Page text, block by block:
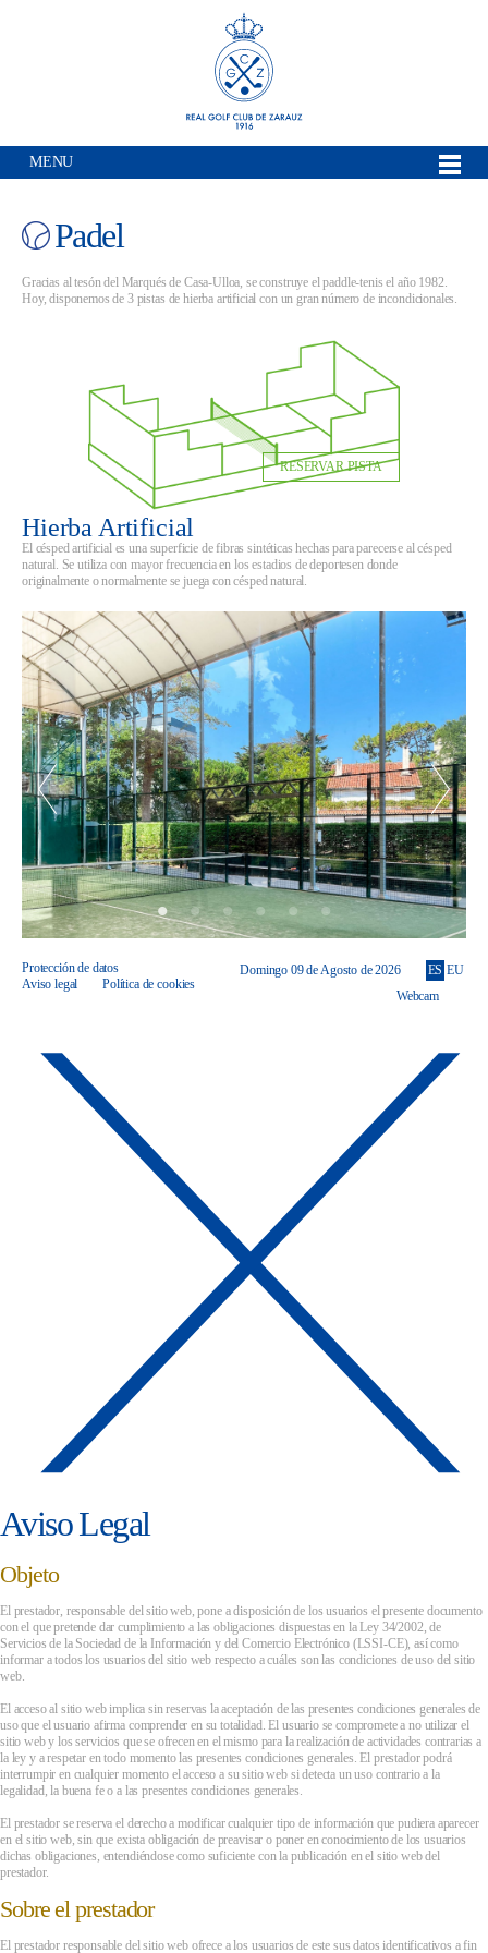
MENU
Padel
Gracias al tesón del Marqués de Casa-Ulloa, se construye el paddle-tenis el año 1982.
Hoy, disponemos de 3 pistas de hierba artificial con un gran número de incondicionales.
RESERVAR PISTA
Hierba Artificial
El césped artificial es una superficie de fibras sintéticas hechas para parecerse al césped
natural. Se utiliza con mayor frecuencia en los estadios de deportesen donde
originalmente o normalmente se juega con césped natural.
Protección de datos
Aviso legal
Política de cookies
Domingo 09 de Agosto de 2026 ES EU
Webcam
Aviso Legal
Objeto
El prestador, responsable del sitio web, pone a disposición de los usuarios el presente documento
con el que pretende dar cumplimiento a las obligaciones dispuestas en la Ley 34/2002, de
Servicios de la Sociedad de la Información y del Comercio Electrónico (LSSI-CE), así como
informar a todos los usuarios del sitio web respecto a cuáles son las condiciones de uso del sitio
web.
El acceso al sitio web implica sin reservas la aceptación de las presentes condiciones generales de
uso que el usuario afirma comprender en su totalidad. El usuario se compromete a no utilizar el
sitio web y los servicios que se ofrecen en el mismo para la realización de actividades contrarias a
la ley y a respetar en todo momento las presentes condiciones generales. El prestador podrá
interrumpir en cualquier momento el acceso a su sitio web si detecta un uso contrario a la
legalidad, la buena fe o a las presentes condiciones generales.
El prestador se reserva el derecho a modificar cualquier tipo de información que pudiera aparecer
en el sitio web, sin que exista obligación de preavisar o poner en conocimiento de los usuarios
dichas obligaciones, entendiéndose como suficiente con la publicación en el sitio web del
prestador.
Sobre el prestador
El prestador responsable del sitio web ofrece a los usuarios de este sus datos identificativos a fin